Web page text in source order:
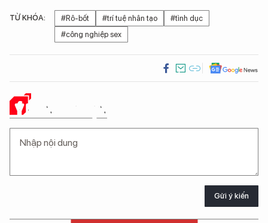
TỪ KHÓA: #Rô-bốt #trí tuệ nhân tạo
#tình dục
#công nghiệp sex
Ý KIẾN CỦA BẠN
Gửi ý kiến